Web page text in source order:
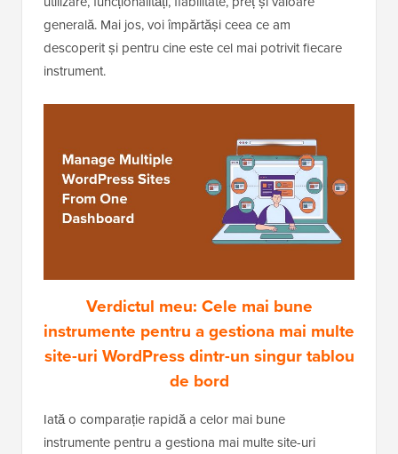
generală. Mai jos, voi împărtăși ceea ce am
descoperit și pentru cine este cel mai potrivit fiecare
instrument.
Verdictul meu: Cele mai bune
instrumente pentru a gestiona mai multe
site-uri WordPress dintr-un singur tablou
de bord
Iată o comparație rapidă a celor mai bune
instrumente pentru a gestiona mai multe site-uri